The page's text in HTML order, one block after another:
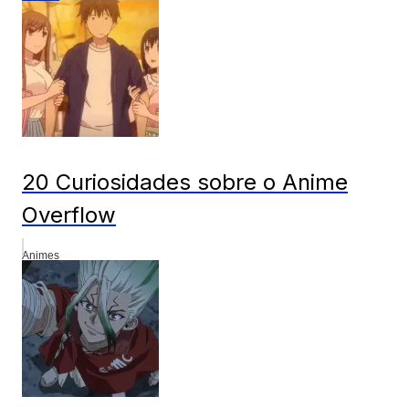
20 Curiosidades sobre o Anime
Overflow
Animes